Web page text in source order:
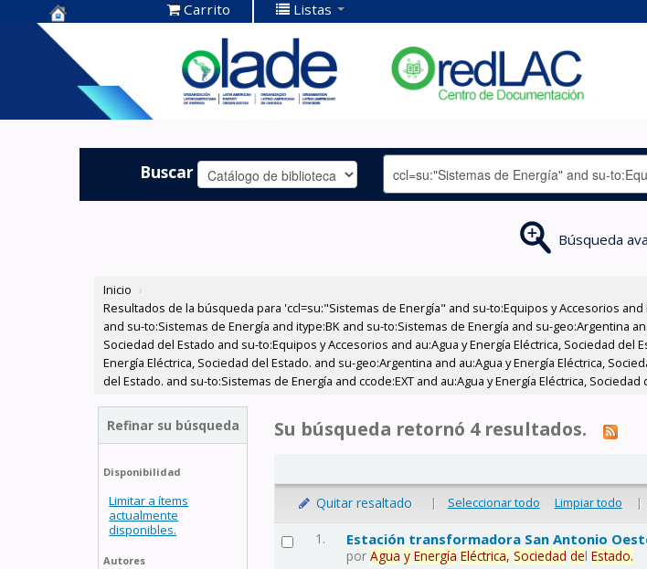
Centro de
Documentación
OLADE -
Carrito Listas
Buscar
Búsqueda
Inicio ›
Resultados de la búsqueda para 'ccl=su:"Sistemas de Energía" and su-to:Equipos y Accesorios and
and su-to:Sistemas de Energía and itype:BK and su-to:Sistemas de Energía and su-geo:Argentina
Sociedad del Estado and su-to:Equipos y Accesorios and au:Agua y Energía Eléctrica, Sociedad del
Energía Eléctrica, Sociedad del Estado. and su-geo:Argentina and au:Agua y Energía Eléctrica,
del Estado. and su-to:Sistemas de Energía and ccode:EXT and au:Agua y Energía Eléctrica, Sociedad
Refinar su búsqueda
Disponibilidad
Limitar a ítems
actualmente
disponibles.
Autores
Su búsqueda retornó 4 resultados.
Quitar resaltado | Seleccionar todo Limpiar todo |
1. Estación transformadora San Antonio
porAgua y Energía Eléctrica, Sociedad delEstado.